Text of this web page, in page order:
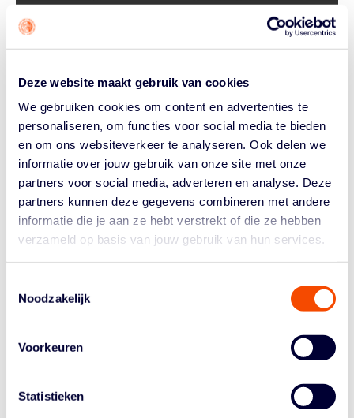
Deze website maakt gebruik van cookies
We gebruiken cookies om content en advertenties te
personaliseren, om functies voor social media te bieden
en om ons websiteverkeer te analyseren. Ook delen we
informatie over jouw gebruik van onze site met onze
partners voor social media, adverteren en analyse. Deze
partners kunnen deze gegevens combineren met andere
informatie die je aan ze hebt verstrekt of die ze hebben
verzameld op basis van jouw gebruik van hun services.
Noodzakelijk
Voorkeuren
Statistieken
basketbalkalender en inschrijven kan vanaf nu. Ook dit
jaar trekt de tour kriskras door het land met een mix van
vertrouwde locaties, nieuwe speelsteden en extra
internationale kansen voor de beste teams.
Toevoegen aan kalender
GEGEVENS
18 July
3x3NL Tour